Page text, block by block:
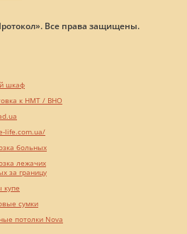
Все права защищены.
шкаф
к НМТ / ВНО
life.com.ua/
больных
лежачих
за границу
сумки
потолки Nova